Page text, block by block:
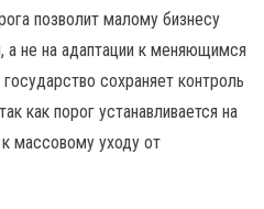
позволит малому бизнесу
а не на адаптации к меняющимся
сохраняет контроль
как порог устанавливается на
массовому уходу от